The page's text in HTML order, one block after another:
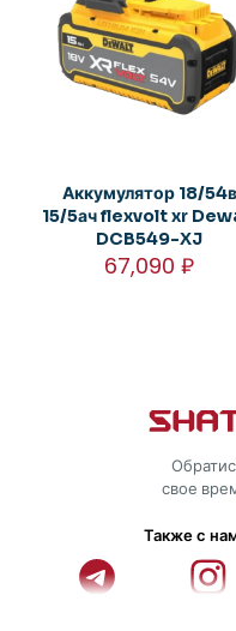
Аккумулятор 18/54в
15/5ач flexvolt xr
DCB549-XJ
67,090₽
свое
Также с